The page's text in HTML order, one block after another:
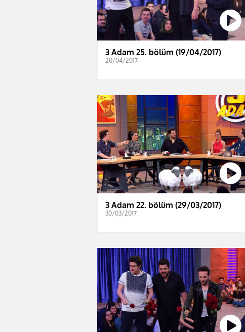
3 Adam 25. bölüm (19/04/2017)
20/04/2017
3 Adam 22. bölüm (29/03/2017)
30/03/2017